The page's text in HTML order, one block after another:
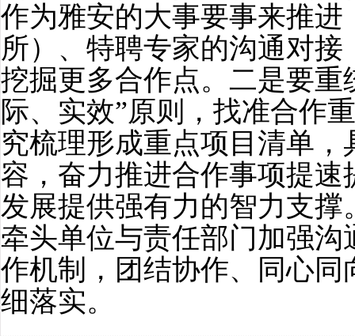
作为雅安的大事要事来推
所）、特聘专家的沟通对
挖掘更多合作点。二是要
际、实效”原则，找准合作
究梳理形成重点项目清单
容，奋力推进合作事项提
发展提供强有力的智力支
牵头单位与责任部门加强
作机制，团结协作、同心
细落实。